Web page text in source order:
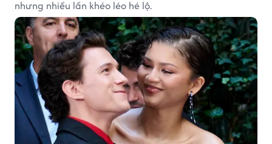
nhưng nhiều lần khéo léo hé lộ.